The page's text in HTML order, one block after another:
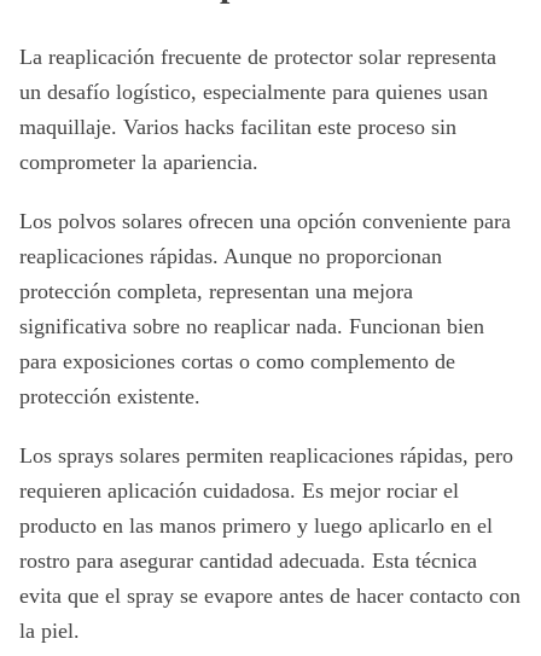
La reaplicación frecuente de protector solar representa
un desafío logístico, especialmente para quienes usan
maquillaje. Varios hacks facilitan este proceso sin
comprometer la apariencia.
Los polvos solares ofrecen una opción conveniente para
reaplicaciones rápidas. Aunque no proporcionan
protección completa, representan una mejora
significativa sobre no reaplicar nada. Funcionan bien
para exposiciones cortas o como complemento de
protección existente.
Los sprays solares permiten reaplicaciones rápidas, pero
requieren aplicación cuidadosa. Es mejor rociar el
producto en las manos primero y luego aplicarlo en el
rostro para asegurar cantidad adecuada. Esta técnica
evita que el spray se evapore antes de hacer contacto con
la piel.